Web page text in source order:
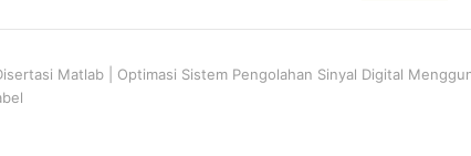
Matlab | Optimasi Sistem Pengolahan Sinyal Digital